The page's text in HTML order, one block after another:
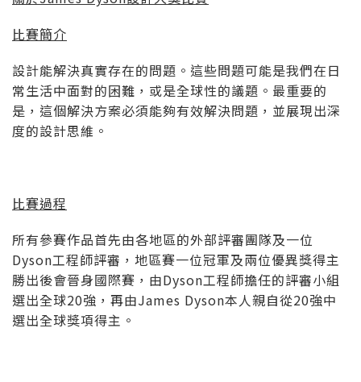
比賽簡介
設計能解決真實存在的問題。這些問題可能是我們在日
常生活中面對的困難，或是全球性的議題。最重要的
是，這個解決方案必須能夠有效解決問題，並展現出深
度的設計思維。
比賽過程
所有參賽作品首先由各地區的外部評審團隊及一位
Dyson工程師評審，地區賽一位冠軍及兩位優異獎得主
勝出後會晉身國際賽，由Dyson工程師擔任的評審小組
選出全球20強，再由James Dyson本人親自從20強中
選出全球獎項得主。